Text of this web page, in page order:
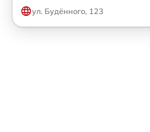
ул. Будённого, 123